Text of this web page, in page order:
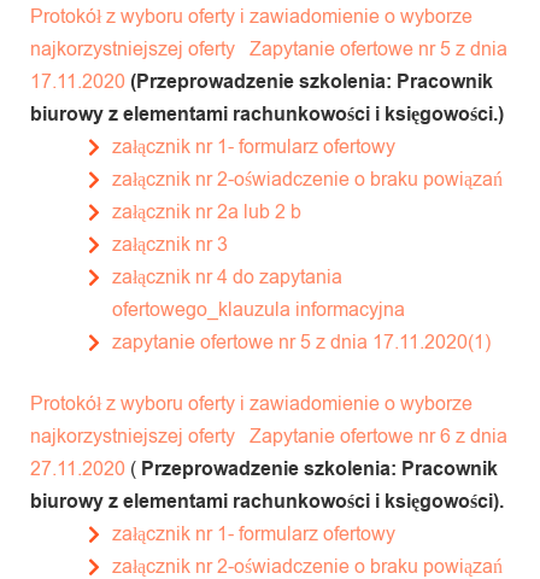
Protokół z wyboru oferty i zawiadomienie o wyborze
najkorzystniejszej oferty Zapytanie ofertowe nr 5 z dnia
17.11.2020 (Przeprowadzenie szkolenia: Pracownik
biurowy z elementami rachunkowości i księgowości.)
załącznik nr 1- formularz ofertowy
załącznik nr 2-oświadczenie o braku powiązań
załącznik nr 2a lub 2 b
załącznik nr 3
załącznik nr 4 do zapytania
ofertowego_klauzula informacyjna
zapytanie ofertowe nr 5 z dnia 17.11.2020(1)
Protokół z wyboru oferty i zawiadomienie o wyborze
najkorzystniejszej oferty Zapytanie ofertowe nr 6 z dnia
27.11.2020 ( Przeprowadzenie szkolenia: Pracownik
biurowy z elementami rachunkowości i księgowości).
załącznik nr 1- formularz ofertowy
załącznik nr 2-oświadczenie o braku powiązań